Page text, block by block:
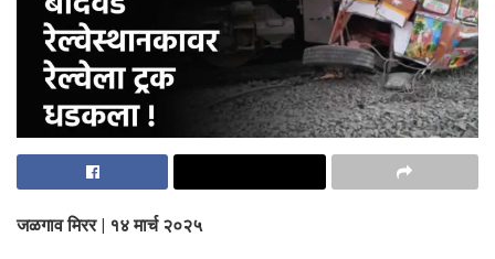
जळगाव मिरर | १४ मार्च २०२५